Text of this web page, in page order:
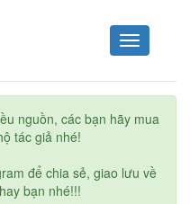
Toggle
navigation
nguồn, các bạn hãy mua
tác giả nhé!
để chia sẻ, giao lưu về
bạn nhé!!!